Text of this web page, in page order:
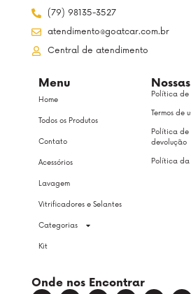
(79) 98135-3527
atendimento@goatcar.com.br
Central de atendimento
Menu
Home
Todos os Produtos
Contato
Acessórios
Lavagem
Vitrificadores e Selantes
Categorias
Kit
Política
Termos de
Política de
devolução
Política da
Onde nos Encontrar